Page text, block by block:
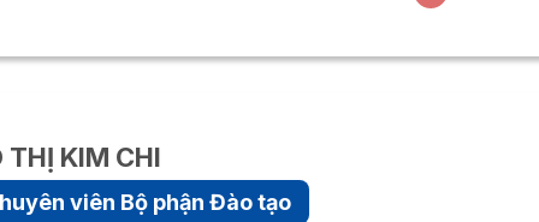
THỊ KIM CHI
viên Bộ phận Đào tạo